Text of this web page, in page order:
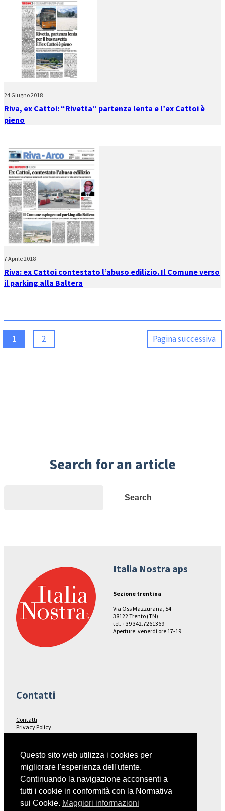
24 Giugno 2018
Riva, ex Cattoi: “Rivetta” partenza lenta e l’ex Cattoi è
pieno
7 Aprile 2018
Riva: ex Cattoi contestato l’abuso edilizio. Il Comune verso
il parking alla Baltera
1 2 Pagina successiva
Search for an article
Search
Italia Nostra aps
Sezione trentina
Via Oss Mazzurana, 54
38122 Trento (TN)
tel. +39 342.7261369
Aperture: venerdì ore 17-19
Contatti
Contatti
Privacy Policy
Seguici su…
Facebook
Questo sito web utilizza i cookies per
migliorare l'esperienza dell'utente.
Continuando la navigazione acconsenti a
tutti i cookie in conformità con la Normativa
sui Cookie. Maggiori informazioni